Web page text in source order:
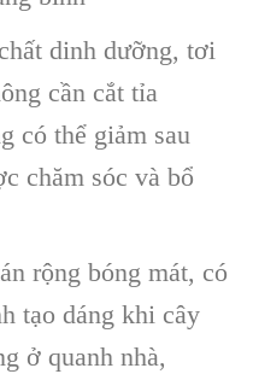
dinh dưỡng, tơi
cần cắt tỉa
có thể giảm sau
chăm sóc và bổ
rộng bóng mát, có
tạo dáng khi cây
ở quanh nhà,